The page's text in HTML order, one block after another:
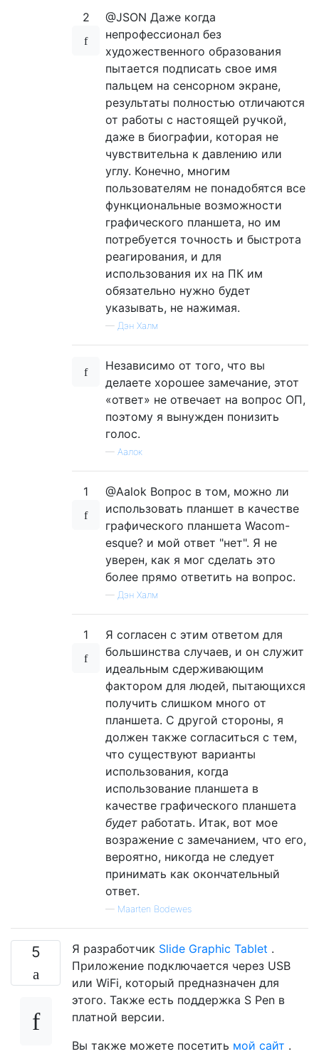
2
@JSON Даже когда
непрофессионал без
художественного образования
пытается подписать свое имя
пальцем на сенсорном экране,
результаты полностью отличаются
от работы с настоящей ручкой,
даже в биографии, которая не
чувствительна к давлению или
углу. Конечно, многим
пользователям не понадобятся все
функциональные возможности
графического планшета, но им
потребуется точность и быстрота
реагирования, и для
использования их на ПК им
обязательно нужно будет
указывать, не нажимая.
— Дэн Халм
Независимо от того, что вы
делаете хорошее замечание, этот
«ответ» не отвечает на вопрос ОП,
поэтому я вынужден понизить
голос.
— Аалок
1
@Aalok Вопрос в том, можно ли
использовать планшет в качестве
графического планшета Wacom-
esque? и мой ответ "нет". Я не
уверен, как я мог сделать это
более прямо ответить на вопрос.
— Дэн Халм
1
Я согласен с этим ответом для
большинства случаев, и он служит
идеальным сдерживающим
фактором для людей, пытающихся
получить слишком много от
планшета. С другой стороны, я
должен также согласиться с тем,
что существуют варианты
использования, когда
использование планшета в
качестве графического планшета
будет работать. Итак, вот мое
возражение с замечанием, что его,
вероятно, никогда не следует
принимать как окончательный
ответ.
— Maarten Bodewes
5 Я разработчик Slide Graphic Tablet .
Приложение подключается через USB
или WiFi, который предназначен для
этого. Также есть поддержка S Pen в
платной версии.
Вы также можете посетить мой сайт .